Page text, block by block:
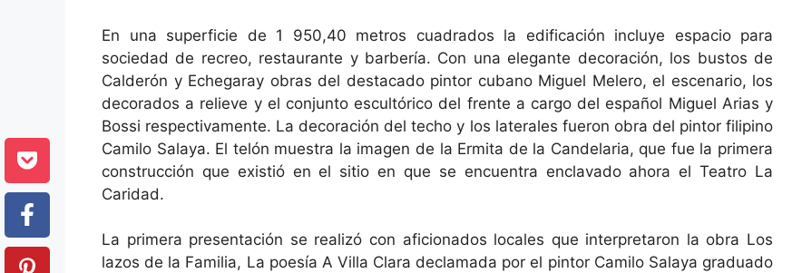
En una superficie de 1 950,40 metros cuadrados la edificación incluye espacio para
sociedad de recreo, restaurante y barbería. Con una elegante decoración, los bustos de
Calderón y Echegaray obras del destacado pintor cubano Miguel Melero, el escenario, los
decorados a relieve y el conjunto escultórico del frente a cargo del español Miguel Arias y
Bossi respectivamente. La decoración del techo y los laterales fueron obra del pintor filipino
Camilo Salaya. El telón muestra la imagen de la Ermita de la Candelaria, que fue la primera
construcción que existió en el sitio en que se encuentra enclavado ahora el Teatro La
Caridad.
La primera presentación se realizó con aficionados locales que interpretaron la obra Los
lazos de la Familia, La poesía A Villa Clara declamada por el pintor Camilo Salaya graduado